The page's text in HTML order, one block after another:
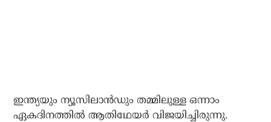
ഇന്ത്യയും ന്യൂസിലാന്‍ഡും തമ്മിലുള്ള ഒന്നാം
ഏകദിനത്തില്‍ ആതിഥേയര്‍ വിജയിച്ചിരുന്നു.